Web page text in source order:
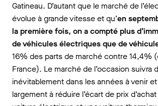
Gatineau. D’autant que le marché de
évolue à grande vitesse et qu’en
la première fois, on a compté plus
de véhicules électriques que de
16% des parts de marché contre 14,4%
France). Le marché de l’occasion suivra
inévitablement dans les années à venir
largement à réduire l’écart de prix